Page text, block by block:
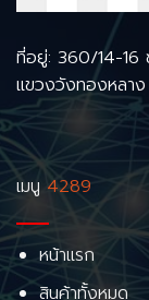
ที่อยู่: 360/14-16
แขวงวังทองหลา
เมนู4289
หน้าแรก
สินค้าทั้งหมด